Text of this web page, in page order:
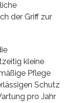
der Griff zur
kleine
Pflege
Schutz
pro Jahr